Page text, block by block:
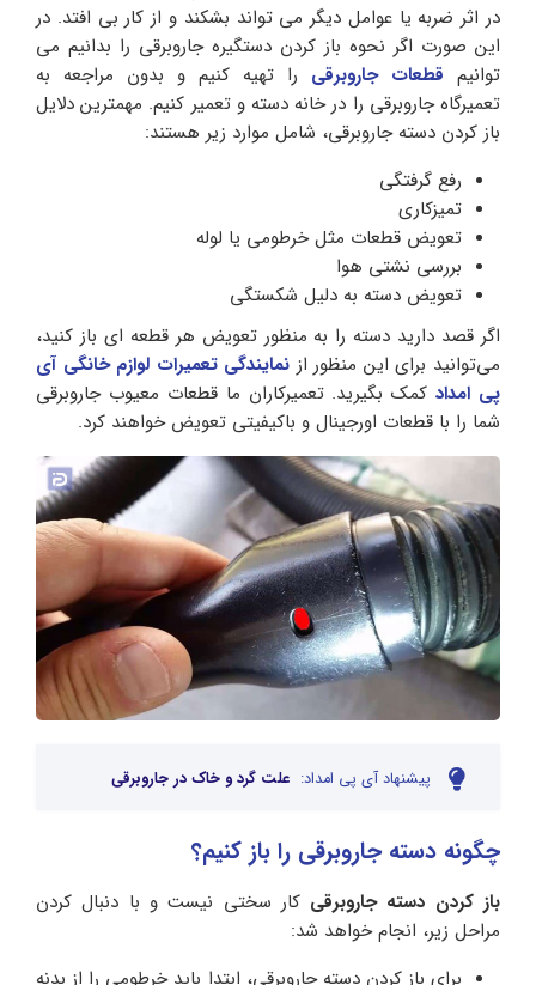
در اثر ضربه یا عوامل دیگر می تواند بشکند و از کار بی افتد. در
این صورت اگر نحوه باز کردن دستگیره جاروبرقی را بدانیم می
توانیم قطعات جاروبرقی را تهیه کنیم و بدون مراجعه به
تعمیرگاه جاروبرقی را در خانه دسته و تعمیر کنیم. مهمترین دلایل
باز کردن دسته جاروبرقی، شامل موارد زیر هستند:
رفع گرفتگی
تمیزکاری
تعویض قطعات مثل خرطومی یا لوله
بررسی نشتی هوا
تعویض دسته به دلیل شکستگی
اگر قصد دارید دسته را به منظور تعویض هر قطعه ای باز کنید،
می‌توانید برای این منظور از نمایندگی تعمیرات لوازم خانگی آی‌
پی امدادکمک بگیرید. تعمیرکاران ما قطعات معیوب جاروبرقی
شما را با قطعات اورجینال و باکیفیتی تعویض خواهند کرد.
پیشنهاد آی پی امداد: علت گرد و خاک در جاروبرقی
چگونه دسته جاروبرقی را باز کنیم؟
باز کردن دسته جاروبرقی کار سختی نیست و با دنبال کردن
مراحل زیر، انجام خواهد شد: